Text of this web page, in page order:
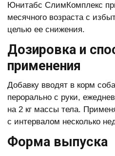
Юнитабс СлимКомплекс
месячного возраста с
целью ее снижения.
Дозировка и
применения
Добавку вводят в корм
перорально с руки,
на 2 кг массы тела.
с интервалом несколько
Форма выпуска